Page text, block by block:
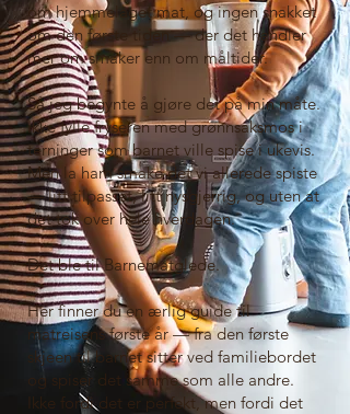
om hjemmelaget mat, og ingen snakket
om den første tiden — der det handler
mer om smaker enn om måltider.
Så jeg begynte å gjøre det på min måte.
Ikke fylle fryseren med grønnsaksmos i
terninger som barnet ville spise i ukevis.
Men la ham smake det vi allerede spiste
— litt tilpasset, litt nysgjerrig, og uten at
det tok over hele hverdagen.
Det ble til Barnematglede.
Her finner du en ærlig guide til
matreisens første år — fra den første
skjeen til barnet sitter ved familiebordet
og spiser det samme som alle andre.
Ikke fordi det er perfekt, men fordi det